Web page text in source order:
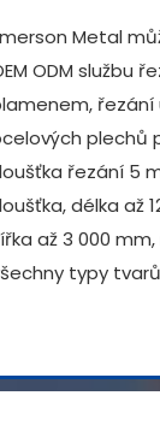
Metal
ODM službu
řezání
plechů
řezání 5
délka až
až 3 000
typy